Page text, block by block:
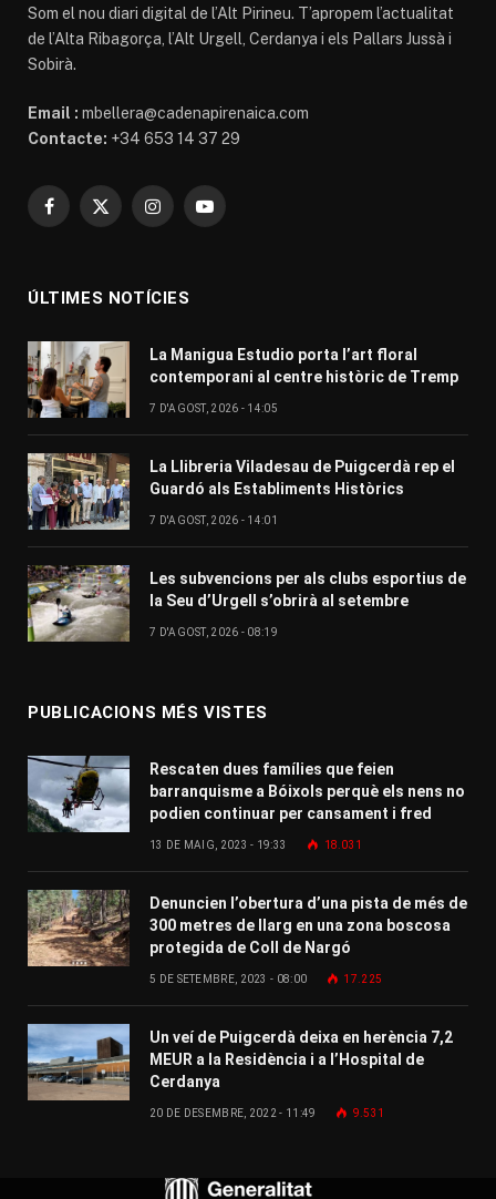
Som el nou diari digital de l’Alt Pirineu. T’apropem l’actualitat
de l’Alta Ribagorça, l’Alt Urgell, Cerdanya i els Pallars Jussà i
Sobirà.
Email : mbellera@cadenapirenaica.com
Contacte: +34 653 14 37 29
Facebook
X
InstagramYouTube
ÚLTIMES NOTÍCIES
La Manigua Estudio porta l’art floral
contemporani al centre històric de Tremp
7 D'AGOST, 2026 - 14:05
La Llibreria Viladesau de Puigcerdà rep el
Guardó als Establiments Històrics
7 D'AGOST, 2026 - 14:01
Les subvencions per als clubs esportius de
la Seu d’Urgell s’obrirà al setembre
7 D'AGOST, 2026 - 08:19
PUBLICACIONS MÉS VISTES
Rescaten dues famílies que feien
barranquisme a Bóixols perquè els nens no
podien continuar per cansament i fred
13 DE MAIG, 2023 - 19:33 18.031
Denuncien l’obertura d’una pista de més de
300 metres de llarg en una zona boscosa
protegida de Coll de Nargó
5 DE SETEMBRE, 2023 - 08:00 17.225
Un veí de Puigcerdà deixa en herència 7,2
MEUR a la Residència i a l’Hospital de
Cerdanya
20 DE DESEMBRE, 2022 - 11:49 9.531